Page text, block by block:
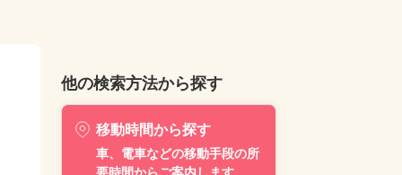
他の検索方法から探す
移動時間から探す
車、電車などの移動手段の所